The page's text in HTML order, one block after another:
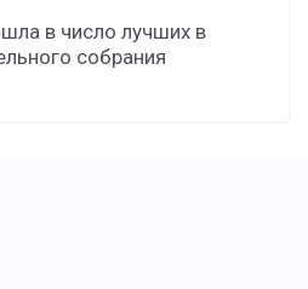
в число лучших в
собрания